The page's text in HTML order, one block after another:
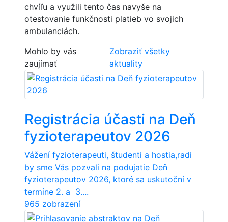
chvíľu a využili tento čas navyše na
otestovanie funkčnosti platieb vo svojich
ambulanciách.
Mohlo by vás
zaujímať
Zobraziť všetky
aktuality
Registrácia účasti na Deň
fyzioterapeutov 2026
Vážení fyzioterapeuti, študenti a hostia,radi
by sme Vás pozvali na podujatie Deň
fyzioterapeutov 2026, ktoré sa uskutoční v
termíne 2. a 3....
965 zobrazení